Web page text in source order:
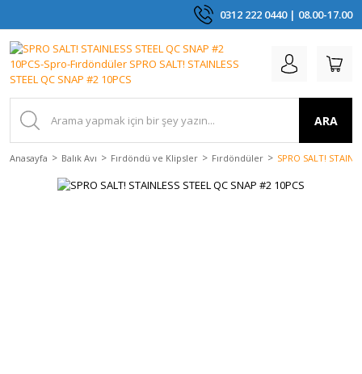
0312 222 0440 | 08.00-17.00
ARA
Anasayfa Balık Avı Fırdöndü ve Klipsler Fırdöndüler SPRO SALT!